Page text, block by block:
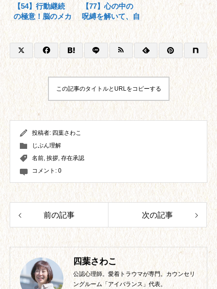
【54】行動継続
の極意！脳のメカ
ニズムに基づく方
法とは？
【77】心の中の
呪縛を解いて、自
分を解放する！
この記事のタイトルとURLをコピーする
投稿者: 四葉さわこ
じぶん理解
名前, 挨拶, 存在承認
コメント: 0
前の記事 次の記事
四葉さわこ
公認心理師。愛着トラウマが専門。カウンセリ
ングルーム「アイバランス」代表。